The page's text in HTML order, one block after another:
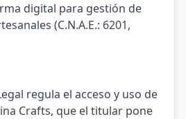
digital para gestión de
(C.N.A.E.: 6201,
regula el acceso y uso de
Crafts, que el titular pone